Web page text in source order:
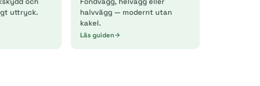
uttryck.
halvvägg — modernt utan
kakel.
Läs guiden